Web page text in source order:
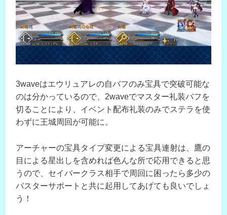
3waveはエウリュアレの自バフのみ宝具で突破可能な
のは分かっているので、2waveでマスター礼装バフを
切ることにより、イベント配布礼装のみでステラを使
わずに王城周回が可能に。
アーチャーの宝具タイプ変更による宝具連射は、鷹の
目による星出しを含めれば色んな所で応用できると思
うので、セイバークラス相手で周回に困ったら多少の
バスターサポートと共に起用してあげても良いでしょ
う！